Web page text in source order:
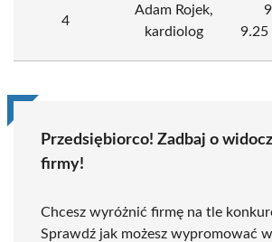
4
Adam Rojek,
kardiolog
9.25
Przedsiębiorco! Zadbaj o
firmy!
Chcesz wyróżnić firmę na tle
Sprawdź jak możesz wypromować